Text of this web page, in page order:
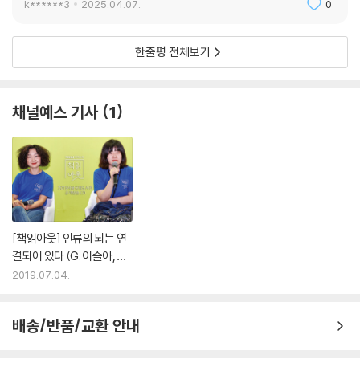
k******3 2025.04.07. 0
한줄평 전체보기
채널예스 기사 1
[책읽아웃] 인류의 뇌는 연
결되어 있다 (G. 이슬아, 정
세랑 작가)
2019.07.04.
배송/반품/교환 안내